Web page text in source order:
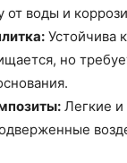
от воды и
Устойчива
но
Легкие